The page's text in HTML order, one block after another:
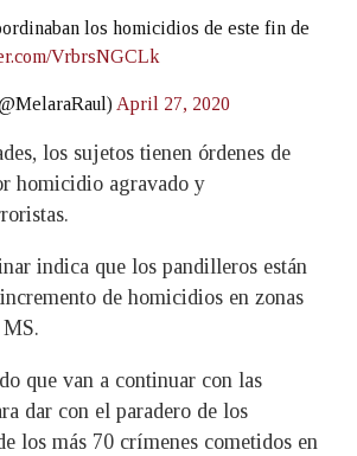
los homicidios de este fin de
VrbrsNGCLk
April 27, 2020
los sujetos tienen órdenes de
homicidio agravado y
indica que los pandilleros están
de homicidios en zonas
que van a continuar con las
dar con el paradero de los
los más 70 crímenes cometidos en